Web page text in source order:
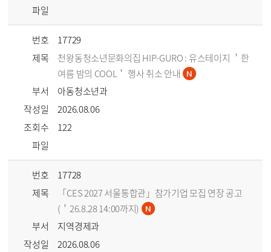
파일
번호
17729
제목
천왕동청소년문화의집 HIP-GURO : 유스테이지 ＇한
여름 밤의 COOL＇ 행사 취소 안내
부서
아동청소년과
작성일
2026.08.06
조회수
122
파일
번호
17728
제목
「CES 2027 서울통합관」참가기업 모집 연장 공고
(＇26.8.28 14:00까지)
부서
지역경제과
작성일
2026.08.06